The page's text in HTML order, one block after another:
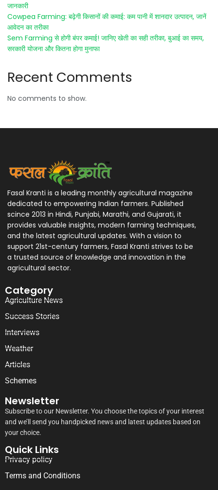
जानकारी
Cowpea Farming: बढ़ेगी किसानों की कमाई: कम पानी में शानदार उत्पादन, जानें
आवेदन का तरीका
Sem Farming से होगी बंपर कमाई! जानिए खेती का सही तरीका, बुआई का समय,
सरकारी योजना और कितना होगा मुनाफा
Recent Comments
No comments to show.
Fasal Kranti is a leading monthly agricultural magazine
dedicated to empowering Indian farmers. Published
scince 2013 in Hindi, Punjabi, Marathi, and Gujarati, it
provides valuable insights, modern farming techniques,
and the latest agricultural updates. With a vision to
support 21st-century farmers, Fasal Kranti strives to be
a trusted source of knowledge and innovation in the
agricultural sector.
Category
Agriculture News
Success Stories
Interviews
Weather
Articles
Schemes
Newsletter
Subscribe to our Newsletter. You choose the topics of your interest
and we’ll send you handpicked news and latest updates based on
your choice.
Quick Links
Privacy policy
Terms and Conditions